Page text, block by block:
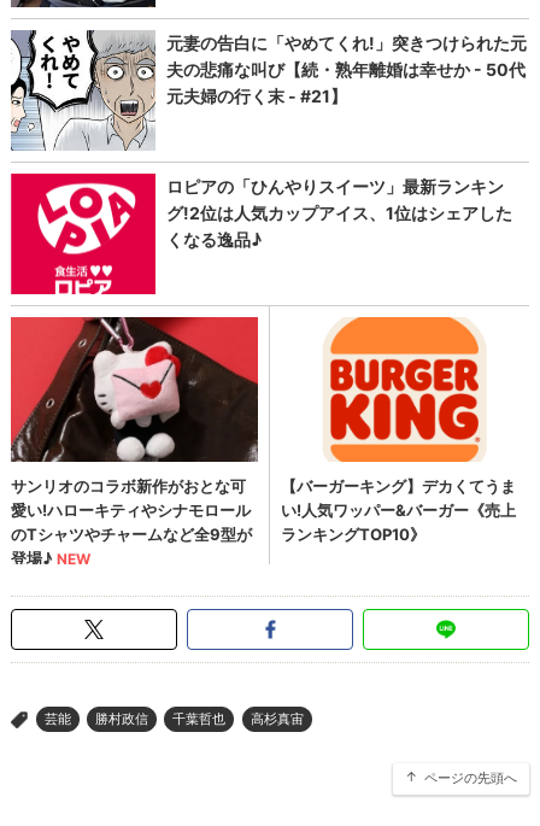
> 芸能 勝村政信 千葉哲也 高杉真宙
ページの先頭へ